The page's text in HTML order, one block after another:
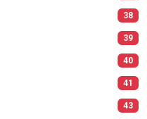
38
39
40
41
43